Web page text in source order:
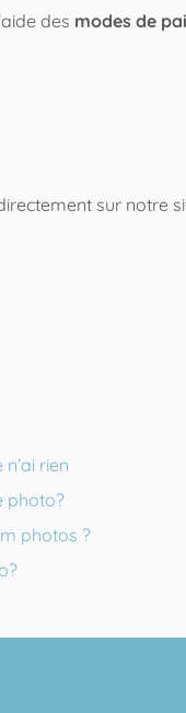
des modes de
sur notre
rien
photo?
photos ?